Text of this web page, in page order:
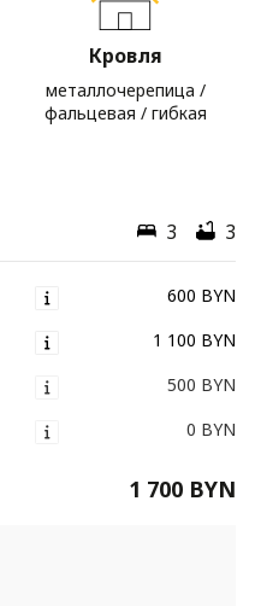
Кровля
металлочерепица /
фальцевая / гибкая
3 3
600 BYN
1 100 BYN
500 BYN
0 BYN
1 700 BYN